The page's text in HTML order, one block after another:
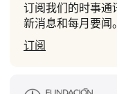
订阅我们的时事通
新消息和每月要闻。
订阅